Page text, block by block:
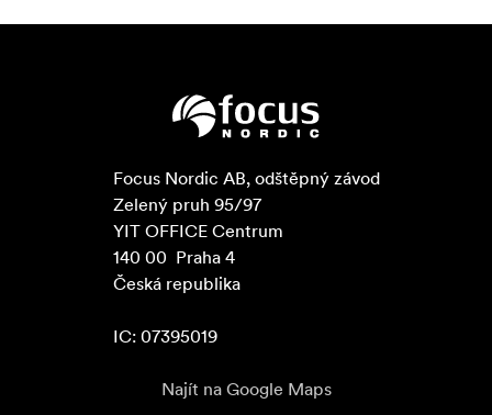
Focus Nordic AB, odštěpný závod
Zelený pruh 95/97
YIT OFFICE Centrum
140 00  Praha 4
Česká republika
IC: 07395019
Najít na Google Maps